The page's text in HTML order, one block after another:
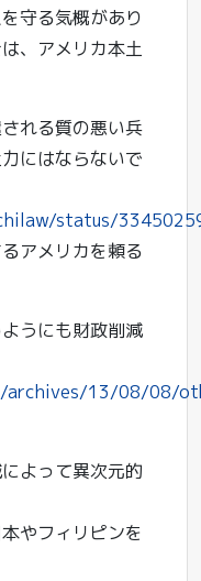
守る気概があり
、アメリカ本土
れる質の悪い兵
にはならないで
status/
アメリカを頼る
うにも財政削減
archives/13/08/08/
よって異次元的
やフィリピンを